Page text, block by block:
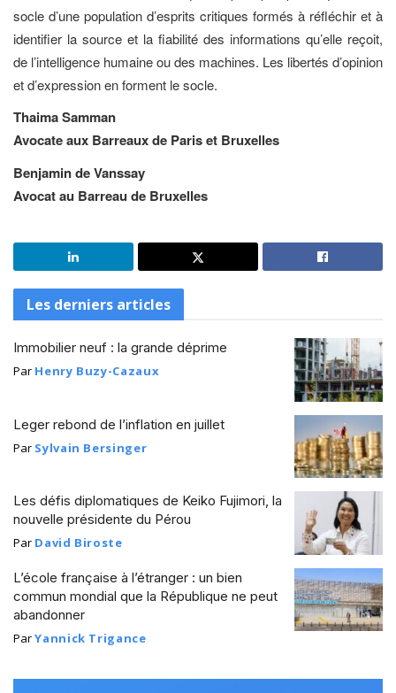
socle d’une population d’esprits critiques formés à réfléchir et à
identifier la source et la fiabilité des informations qu’elle reçoit,
de l’intelligence humaine ou des machines. Les libertés d’opinion
et d’expression en forment le socle.
Thaima Samman
Avocate aux Barreaux de Paris et Bruxelles
Benjamin de Vanssay
Avocat au Barreau de Bruxelles
Les derniers articles
Immobilier neuf : la grande déprime
Par Henry Buzy-Cazaux
Leger rebond de l’inflation en juillet
Par Sylvain Bersinger
Les défis diplomatiques de Keiko Fujimori, la
nouvelle présidente du Pérou
Par David Biroste
L’école française à l’étranger : un bien
commun mondial que la République ne peut
abandonner
ParYannick Trigance